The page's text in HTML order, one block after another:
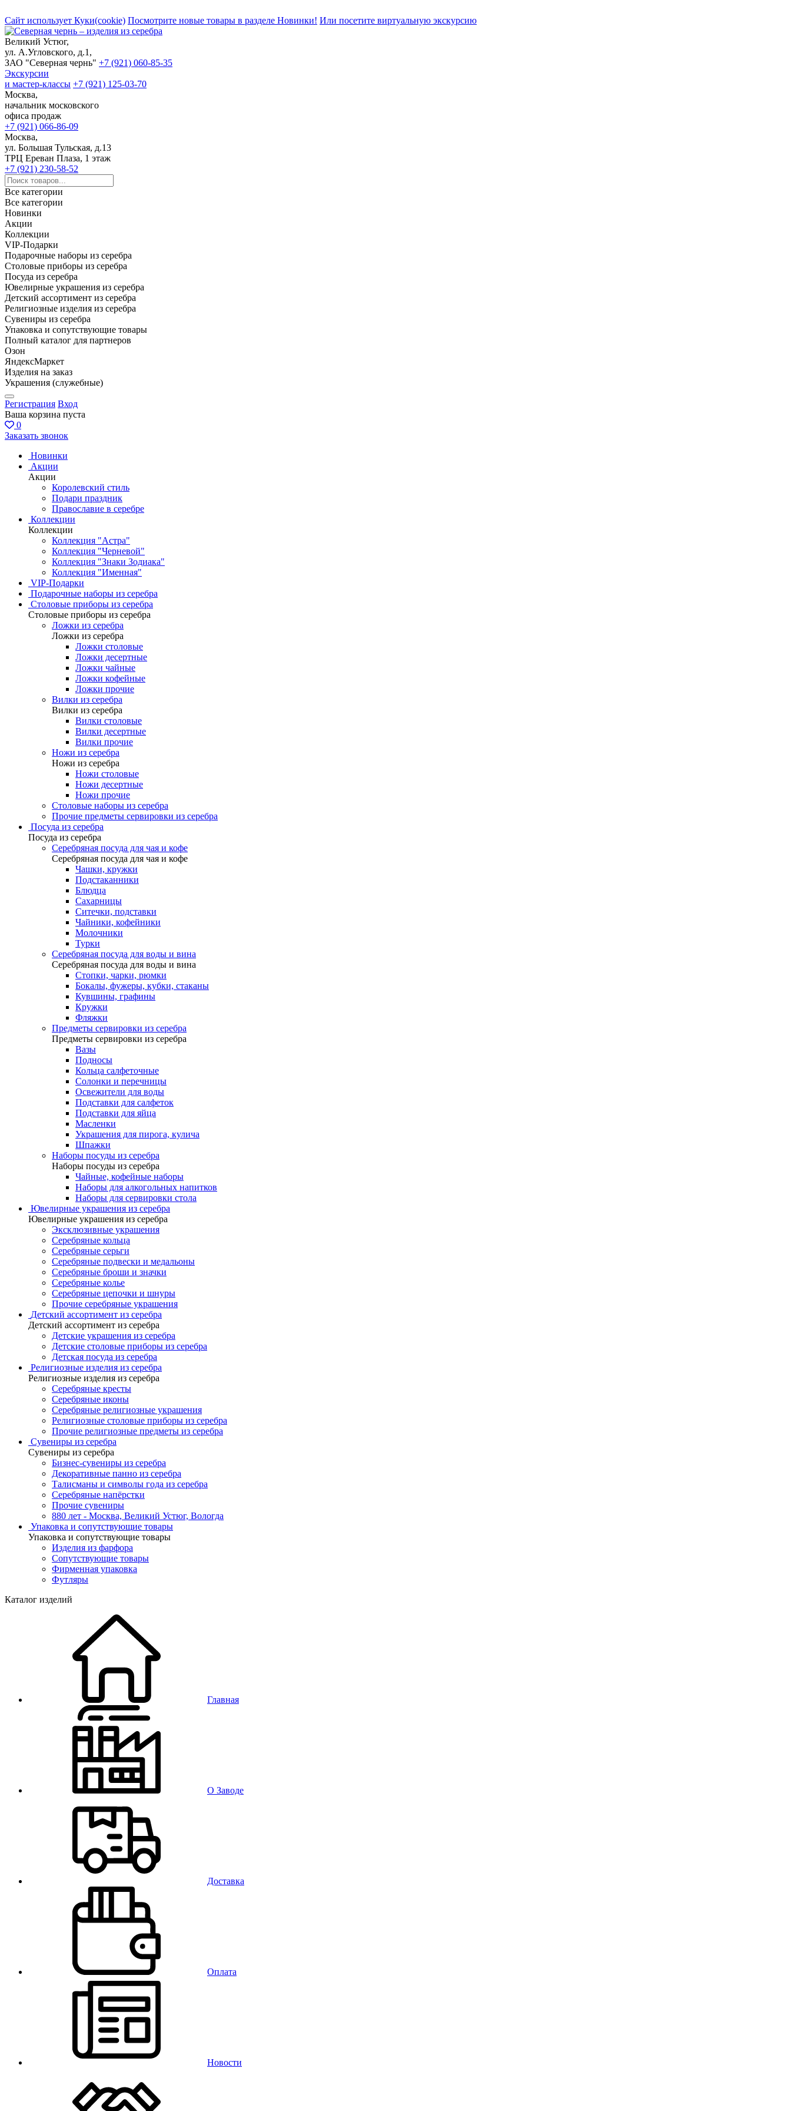
Сайт использует Куки(cookie) Посмотрите новые товары в разделе Новинки! Или посетите виртуальную экскурсию
Великий Устюг,
ул. А.Угловского, д.1,
ЗАО "Северная чернь" +7 (921) 060-85-35
Экскурсии
и мастер-классы +7 (921) 125-03-70
Москва,
начальник московского
офиса продаж
+7 (921) 066-86-09
Москва,
ул. Большая Тульская, д.13
ТРЦ Ереван Плаза, 1 этаж
+7 (921) 230-58-52
Все категории
Все категории
Новинки
Акции
Коллекции
VIP-Подарки
Подарочные наборы из серебра
Столовые приборы из серебра
Посуда из серебра
Ювелирные украшения из серебра
Детский ассортимент из серебра
Религиозные изделия из серебра
Сувениры из серебра
Упаковка и сопутствующие товары
Полный каталог для партнеров
Озон
ЯндексМаркет
Изделия на заказ
Украшения (служебные)
Регистрация Вход
Ваша корзина пуста
0
Заказать звонок
Новинки
Акции
Акции
Королевский стиль
Подари праздник
Православие в серебре
Коллекции
Коллекции
Коллекция "Астра"
Коллекция "Черневой"
Коллекция "Знаки Зодиака"
Коллекция "Именная"
VIP-Подарки
Подарочные наборы из серебра
Столовые приборы из серебра
Столовые приборы из серебра
Ложки из серебра
Ложки из серебра
Ложки столовые
Ложки десертные
Ложки чайные
Ложки кофейные
Ложки прочие
Вилки из серебра
Вилки из серебра
Вилки столовые
Вилки десертные
Вилки прочие
Ножи из серебра
Ножи из серебра
Ножи столовые
Ножи десертные
Ножи прочие
Столовые наборы из серебра
Прочие предметы сервировки из серебра
Посуда из серебра
Посуда из серебра
Серебряная посуда для чая и кофе
Серебряная посуда для чая и кофе
Чашки, кружки
Подстаканники
Блюдца
Сахарницы
Ситечки, подставки
Чайники, кофейники
Молочники
Турки
Серебряная посуда для воды и вина
Серебряная посуда для воды и вина
Стопки, чарки, рюмки
Бокалы, фужеры, кубки, стаканы
Кувшины, графины
Кружки
Фляжки
Предметы сервировки из серебра
Предметы сервировки из серебра
Вазы
Подносы
Кольца салфеточные
Солонки и перечницы
Освежители для воды
Подставки для салфеток
Подставки для яйца
Масленки
Украшения для пирога, кулича
Шпажки
Наборы посуды из серебра
Наборы посуды из серебра
Чайные, кофейные наборы
Наборы для алкогольных напитков
Наборы для сервировки стола
Ювелирные украшения из серебра
Ювелирные украшения из серебра
Эксклюзивные украшения
Серебряные кольца
Серебряные серьги
Серебряные подвески и медальоны
Серебряные броши и значки
Серебряные колье
Серебряные цепочки и шнуры
Прочие серебряные украшения
Детский ассортимент из серебра
Детский ассортимент из серебра
Детские украшения из серебра
Детские столовые приборы из серебра
Детская посуда из серебра
Религиозные изделия из серебра
Религиозные изделия из серебра
Серебряные кресты
Серебряные иконы
Серебряные религиозные украшения
Религиозные столовые приборы из серебра
Прочие религиозные предметы из серебра
Сувениры из серебра
Сувениры из серебра
Бизнес-сувениры из серебра
Декоративные панно из серебра
Талисманы и символы года из серебра
Серебряные напёрстки
Прочие сувениры
880 лет - Москва, Великий Устюг, Вологда
Упаковка и сопутствующие товары
Упаковка и сопутствующие товары
Изделия из фарфора
Сопутствующие товары
Фирменная упаковка
Футляры
Каталог изделий
Главная
О Заводе
Доставка
Оплата
Новости